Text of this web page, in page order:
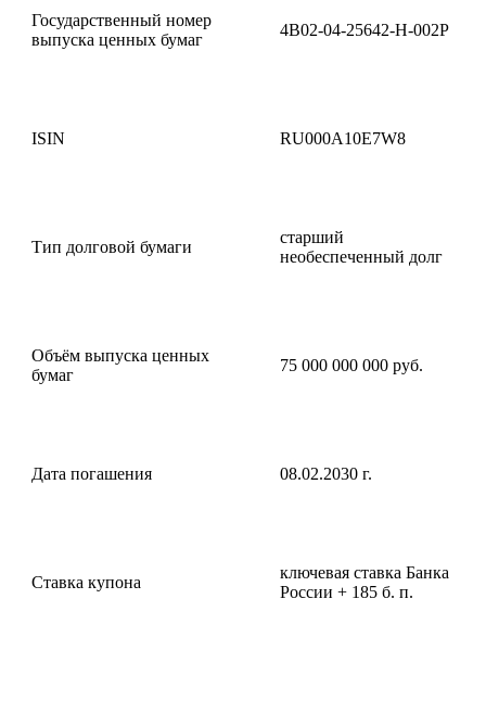
Государственный номер
выпуска ценных бумаг
4B02-04-25642-H-002P
ISIN RU000A10E7W8
Тип долговой бумаги
старший
необеспеченный долг
Объём выпуска ценных
бумаг
75 000 000 000 руб.
Дата погашения 08.02.2030 г.
Ставка купона
ключевая ставка Банка
России + 185 б. п.